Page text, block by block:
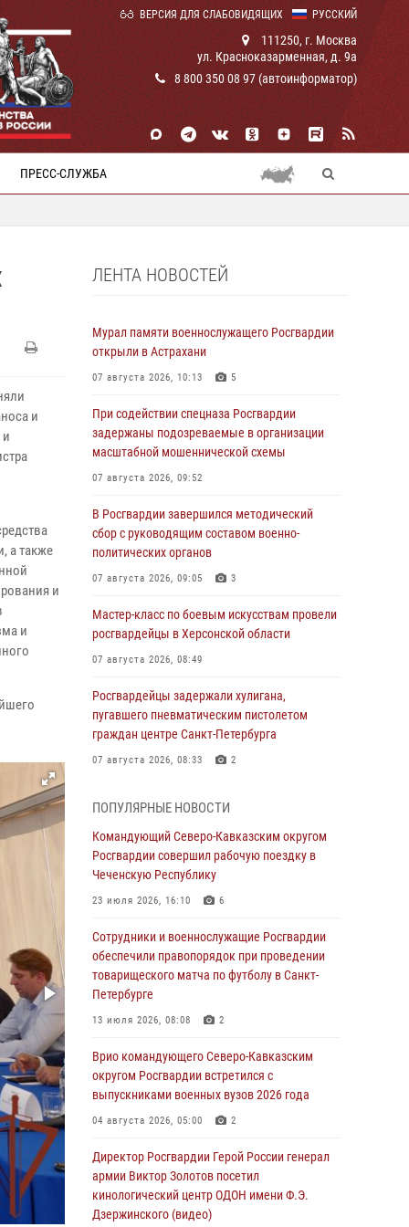
РУССКИЙ
ВЕРСИЯ ДЛЯ СЛАБОВИДЯЩИХ
111250, г. Москва
ул. Красноказарменная, д. 9а
8 800 350 08 97 (автоинформатор)
ПРЕСС-СЛУЖБА
и
а также
и
и
ЛЕНТА НОВОСТЕЙ
Мурал памяти военнослужащего Росгвардии
открыли в Астрахани
07 августа 2026, 10:13 5
При содействии спецназа Росгвардии
задержаны подозреваемые в организации
масштабной мошеннической схемы
07 августа 2026, 09:52
В Росгвардии завершился методический
сбор с руководящим составом военно-
политических органов
07 августа 2026, 09:05 3
Мастер-класс по боевым искусствам провели
росгвардейцы в Херсонской области
07 августа 2026, 08:49
Росгвардейцы задержали хулигана,
пугавшего пневматическим пистолетом
граждан центре Санкт-Петербурга
07 августа 2026, 08:33 2
мужчину, пытавшегося проникнуть на
охраняемый объект через крышу (видео)
07 августа 2026, 08:04 1
Представители Росгвардии и руководство
журналистов обсудили вопросы
взаимодействия
07 августа 2026, 08:00 2
Для подразделений Росгвардии,
военной операции, переданы специальные
автомобили
07 августа 2026, 07:53 4
Иркутской области задержаны
подозреваемые в коммерческом подкупе
(видео)
07 августа 2026, 07:51
ПОПУЛЯРНЫЕ НОВОСТИ
Командующий Северо-Кавказским округом
Росгвардии совершил рабочую поездку в
Чеченскую Республику
23 июля 2026, 16:10 6
Сотрудники и военнослужащие Росгвардии
обеспечили правопорядок при проведении
товарищеского матча по футболу в Санкт-
Петербурге
13 июля 2026, 08:08 2
Врио командующего Северо-Кавказским
округом Росгвардии встретился с
выпускниками военных вузов 2026 года
04 августа 2026, 05:00 2
Директор Росгвардии Герой России генерал
армии Виктор Золотов посетил
кинологический центр ОДОН имени Ф.Э.
Дзержинского (видео)